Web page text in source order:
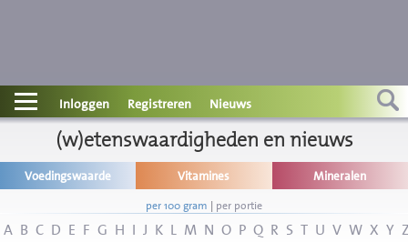
Contact
Informatie
Disclaimer
Inloggen Registreren Nieuws
(w)etenswaardigheden en nieuws
Voedingswaarde Vitamines Mineralen
per 100 gram | per portie
A B C D E F G H I J K L M N O P Q R S T U V W X Y